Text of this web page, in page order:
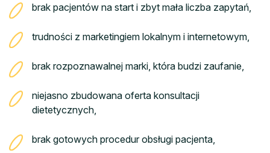
brak pacjentów na start i zbyt mała liczba zapytań,
trudności z marketingiem lokalnym i internetowym,
brak rozpoznawalnej marki, która budzi zaufanie,
niejasno zbudowana oferta konsultacji
dietetycznych,
brak gotowych procedur obsługi pacjenta,